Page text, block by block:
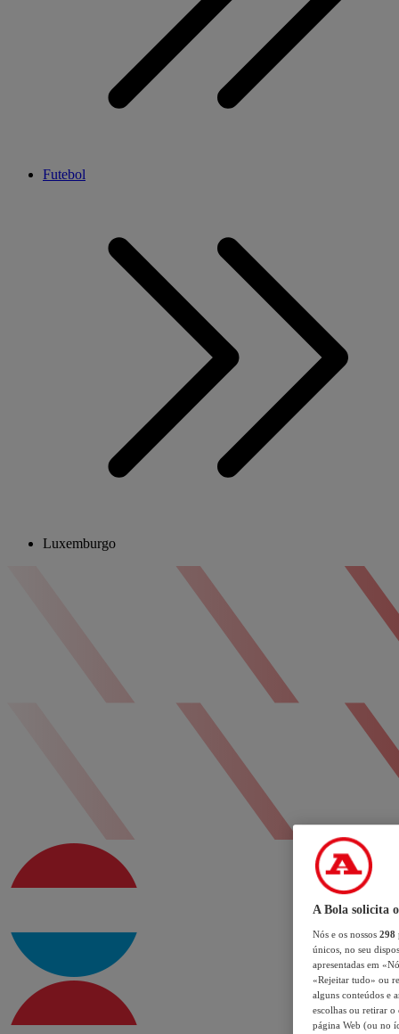
Futebol
Luxemburgo
A Bola solicita
Nós e os nossos 298
únicos, no seu
apresentadas em
«Rejeitar tudo» ou
alguns conteúdos e
escolhas ou retirar
página Web (ou no